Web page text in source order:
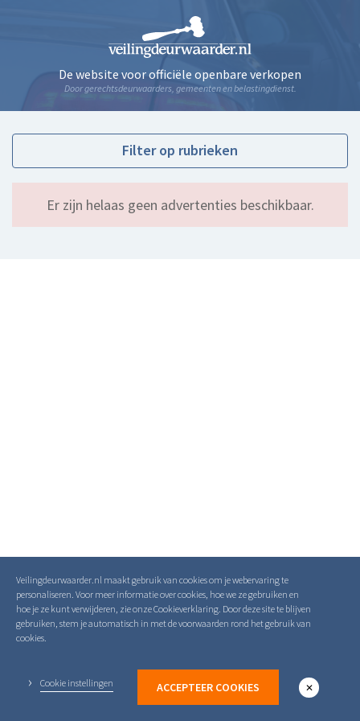
De website voor officiële openbare verkopen
Door gerechtsdeurwaarders, gemeenten en belastingdienst.
Filter op rubrieken
Er zijn helaas geen advertenties beschikbaar.
Veilingdeurwaarder.nl maakt gebruik van cookies om je webervaring te
personaliseren. Voor meer informatie over cookies, hoe we ze gebruiken en
hoe je ze kunt verwijderen, zie onze Cookieverklaring. Door deze site te blijven
gebruiken, stem je automatisch in met de voorwaarden rond het gebruik van
cookies.
Cookie instellingen ACCEPTEER COOKIES ✕